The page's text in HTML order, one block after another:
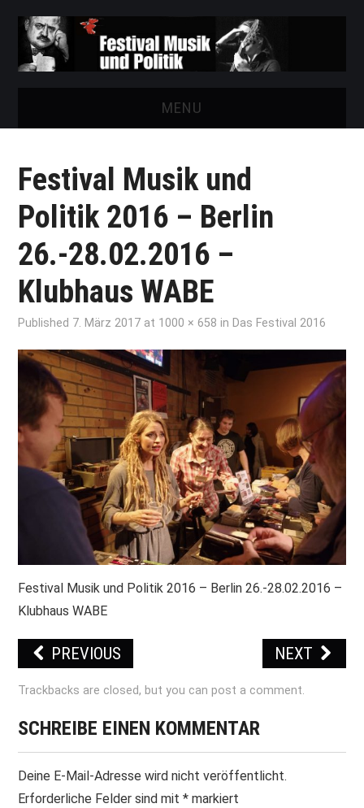
MENU
FESTIVAL
NEWS
AUSSTELLUNGEN
ARCHIV
PRINT & CDS
IMPRESSUM
Festival Musik und
Politik 2016 – Berlin
26.-28.02.2016 –
Klubhaus WABE
Published 7. März 2017 at 1000 × 658 in Das Festival 2016
Festival Musik und Politik 2016 – Berlin 26.-28.02.2016 –
Klubhaus WABE
PREVIOUS NEXT
Trackbacks are closed, but you canpost a comment.
SCHREIBE EINEN KOMMENTAR
Deine E-Mail-Adresse wird nicht veröffentlicht.
Erforderliche Felder sind mit* markiert